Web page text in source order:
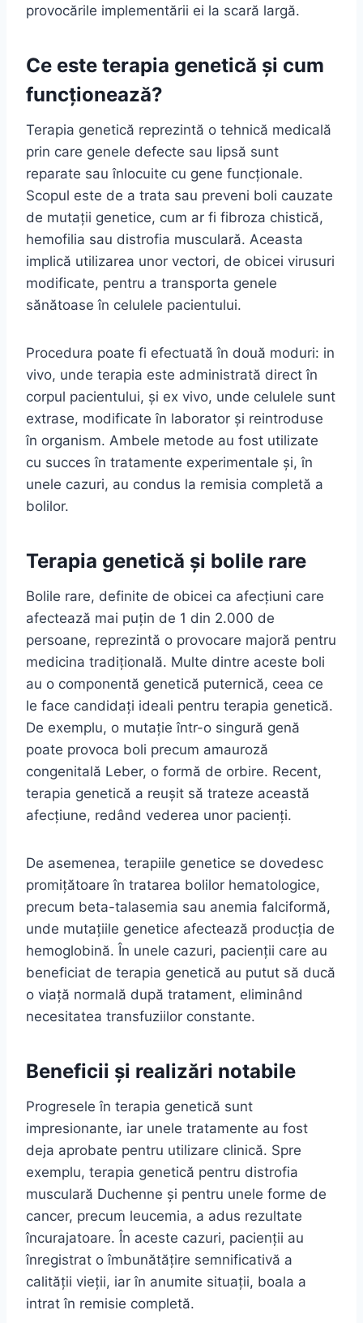
provocările implementării ei la scară largă.
Ce este terapia genetică și cum
funcționează?
Terapia genetică reprezintă o tehnică medicală
prin care genele defecte sau lipsă sunt
reparate sau înlocuite cu gene funcționale.
Scopul este de a trata sau preveni boli cauzate
de mutații genetice, cum ar fi fibroza chistică,
hemofilia sau distrofia musculară. Aceasta
implică utilizarea unor vectori, de obicei virusuri
modificate, pentru a transporta genele
sănătoase în celulele pacientului.
Procedura poate fi efectuată în două moduri: in
vivo, unde terapia este administrată direct în
corpul pacientului, și ex vivo, unde celulele sunt
extrase, modificate în laborator și reintroduse
în organism. Ambele metode au fost utilizate
cu succes în tratamente experimentale și, în
unele cazuri, au condus la remisia completă a
bolilor.
Terapia genetică și bolile rare
Bolile rare, definite de obicei ca afecțiuni care
afectează mai puțin de 1 din 2.000 de
persoane, reprezintă o provocare majoră pentru
medicina tradițională. Multe dintre aceste boli
au o componentă genetică puternică, ceea ce
le face candidați ideali pentru terapia genetică.
De exemplu, o mutație într-o singură genă
poate provoca boli precum amauroză
congenitală Leber, o formă de orbire. Recent,
terapia genetică a reușit să trateze această
afecțiune, redând vederea unor pacienți.
De asemenea, terapiile genetice se dovedesc
promițătoare în tratarea bolilor hematologice,
precum beta-talasemia sau anemia falciformă,
unde mutațiile genetice afectează producția de
hemoglobină. În unele cazuri, pacienții care au
beneficiat de terapia genetică au putut să ducă
o viață normală după tratament, eliminând
necesitatea transfuziilor constante.
Beneficii și realizări notabile
Progresele în terapia genetică sunt
impresionante, iar unele tratamente au fost
deja aprobate pentru utilizare clinică. Spre
exemplu, terapia genetică pentru distrofia
musculară Duchenne și pentru unele forme de
cancer, precum leucemia, a adus rezultate
încurajatoare. În aceste cazuri, pacienții au
înregistrat o îmbunătățire semnificativă a
calității vieții, iar în anumite situații, boala a
intrat în remisie completă.